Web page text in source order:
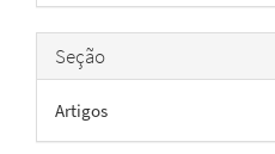
Seção
Artigos